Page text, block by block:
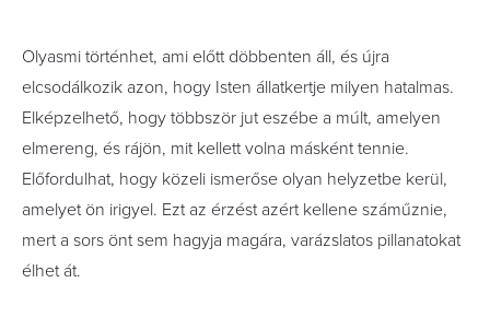
Olyasmi történhet, ami előtt döbbenten áll, és újra
elcsodálkozik azon, hogy Isten állatkertje milyen hatalmas.
Elképzelhető, hogy többször jut eszébe a múlt, amelyen
elmereng, és rájön, mit kellett volna másként tennie.
Előfordulhat, hogy közeli ismerőse olyan helyzetbe kerül,
amelyet ön irigyel. Ezt az érzést azért kellene száműznie,
mert a sors önt sem hagyja magára, varázslatos pillanatokat
élhet át.